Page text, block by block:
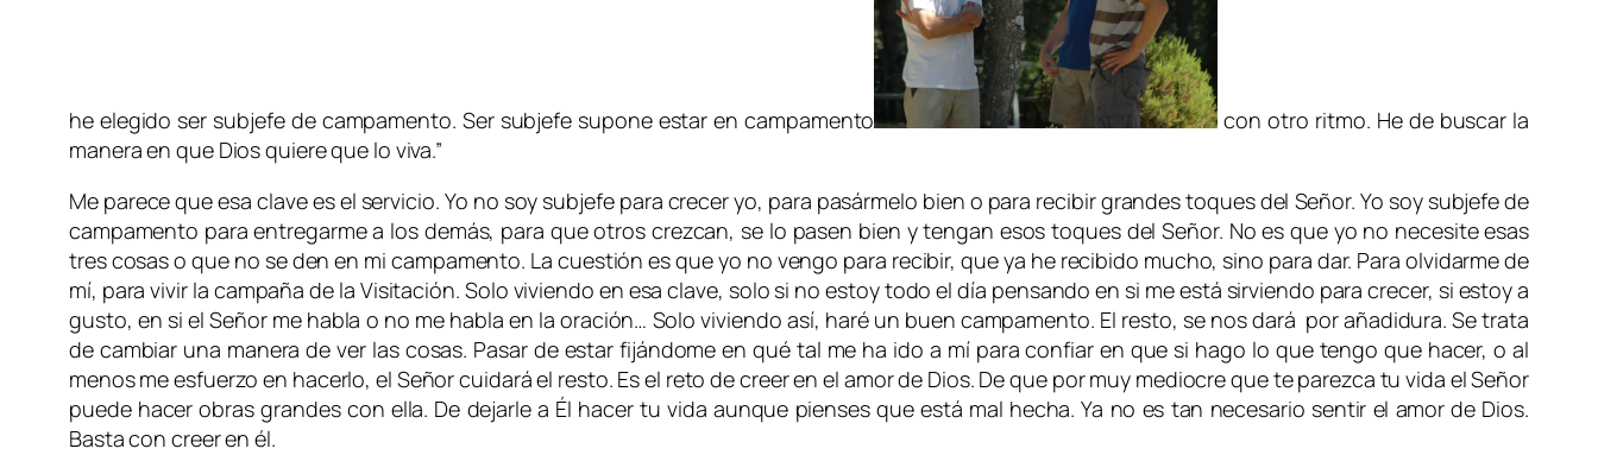
he elegido ser subjefe de campamento. Ser subjefe supone estar en campamento
con otro ritmo. He de buscar la
manera en que Dios quiere que lo viva.”
Me parece que esa clave es el servicio. Yo no soy subjefe para crecer yo, para pasármelo bien o para recibir grandes toques del Señor. Yo soy subjefe de
campamento para entregarme a los demás, para que otros crezcan, se lo pasen bien y tengan esos toques del Señor. No es que yo no necesite esas
tres cosas o que no se den en mi campamento. La cuestión es que yo no vengo para recibir, que ya he recibido mucho, sino para dar. Para olvidarme de
mí, para vivir la campaña de la Visitación. Solo viviendo en esa clave, solo si no estoy todo el día pensando en si me está sirviendo para crecer, si estoy a
gusto, en si el Señor me habla o no me habla en la oración… Solo viviendo así, haré un buen campamento. El resto, se nos dará por añadidura. Se trata
de cambiar una manera de ver las cosas. Pasar de estar fijándome en qué tal me ha ido a mí para confiar en que si hago lo que tengo que hacer, o al
menos me esfuerzo en hacerlo, el Señor cuidará el resto. Es el reto de creer en el amor de Dios. De que por muy mediocre que te parezca tu vida el Señor
puede hacer obras grandes con ella. De dejarle a Él hacer tu vida aunque pienses que está mal hecha. Ya no es tan necesario sentir el amor de Dios.
Basta con creer en él.